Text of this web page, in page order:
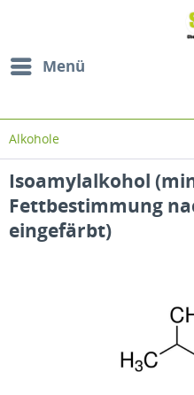
Menü
Alkohole
Isoamylalkohol
Fettbestimmung
eingefärbt)